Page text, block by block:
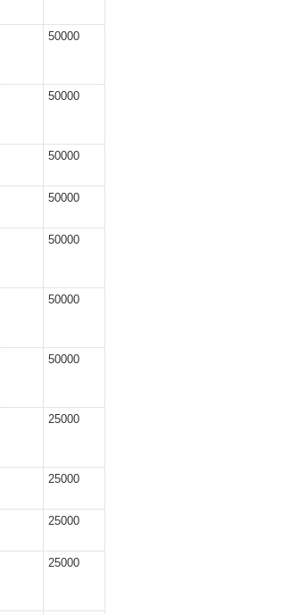
50000
50000
50000
50000
50000
50000
50000
25000
25000
25000
25000